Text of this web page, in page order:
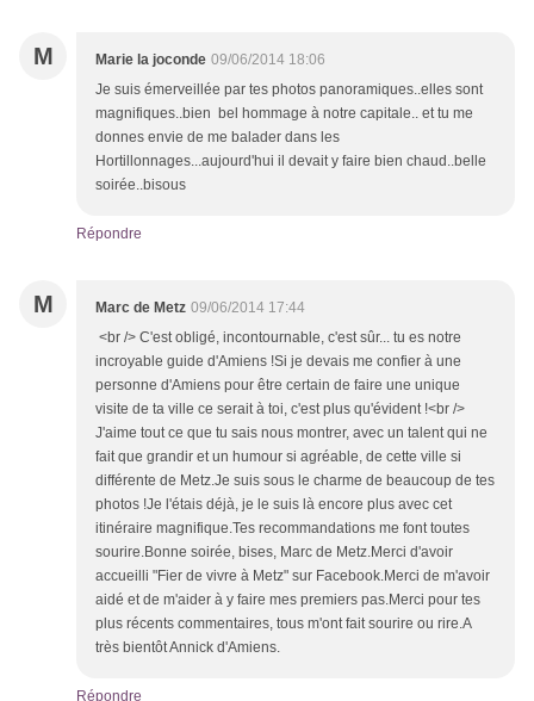
M Marie la joconde 09/06/2014 18:06
Je suis émerveillée par tes photos panoramiques..elles sont
magnifiques..bien bel hommage à notre capitale.. et tu me
donnes envie de me balader dans les
Hortillonnages...aujourd'hui il devait y faire bien chaud..belle
soirée..bisous
Répondre
M Marc de Metz 09/06/2014 17:44
<br /> C'est obligé, incontournable, c'est sûr... tu es notre
incroyable guide d'Amiens !Si je devais me confier à une
personne d'Amiens pour être certain de faire une unique
visite de ta ville ce serait à toi, c'est plus qu'évident !<br />
J'aime tout ce que tu sais nous montrer, avec un talent qui ne
fait que grandir et un humour si agréable, de cette ville si
différente de Metz.Je suis sous le charme de beaucoup de tes
photos !Je l'étais déjà, je le suis là encore plus avec cet
itinéraire magnifique.Tes recommandations me font toutes
sourire.Bonne soirée, bises, Marc de Metz.Merci d'avoir
accueilli "Fier de vivre à Metz" sur Facebook.Merci de m'avoir
aidé et de m'aider à y faire mes premiers pas.Merci pour tes
plus récents commentaires, tous m'ont fait sourire ou rire.A
très bientôt Annick d'Amiens.
Répondre